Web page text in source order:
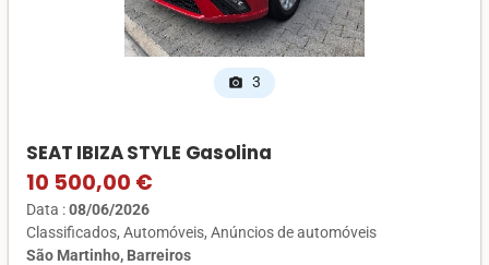
photo_camera 3
SEAT IBIZA STYLE Gasolina
10 500,00 €
Data :08/06/2026
Classificados Automóveis Anúncios de automóveis
São Martinho, Barreiros